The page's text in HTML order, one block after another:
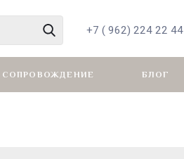
+7 ( 962) 224 22 44
СОПРОВОЖДЕНИЕ БЛОГ